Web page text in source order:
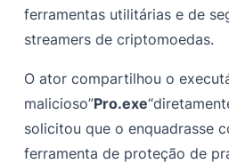
ferramentas utilitárias e de
streamers de criptomoedas.
O ator compartilhou o
malicioso”Pro.exe
solicitou que o enquadrasse
ferramenta de proteção de